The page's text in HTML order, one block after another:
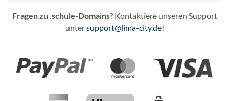
Fragen zu .schule-Domains? Kontaktiere unseren Support
untersupport@lima-city.de!